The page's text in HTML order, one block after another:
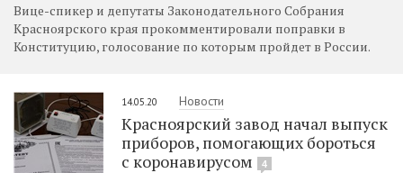
Вице-спикер и депутаты Законодательного Собрания
Красноярского края прокомментировали поправки в
Конституцию, голосование по которым пройдет в России.
14.05.20 Новости
Красноярский завод начал выпуск
приборов, помогающих бороться
с коронавирусом
4